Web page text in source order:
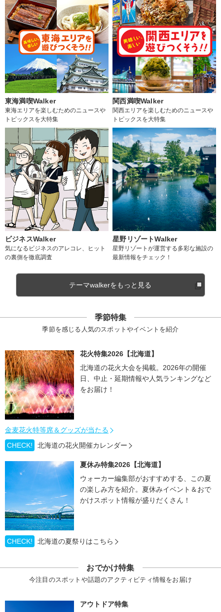
東海満喫Walker
東海エリアを楽しむためのニュースや
トピックスを大特集
関西満喫Walker
関西エリアを楽しむためのニュースや
トピックスを大特集
ビジネスWalker
気になるビジネスのアレコレ、ヒット
の裏側を徹底調査
星野リゾートWalker
星野リゾートが運営する多彩な施設の
最新情報をチェック！
テーマwalkerをもっと見る
季節特集
季節を感じる人気のスポットやイベントを紹介
花火特集2026【北海道】
北海道の花火大会を掲載。2026年の開催
日、中止・延期情報や人気ランキングなど
をお届け！
金麦花火特等席＆グッズが当たる
CHECK!
北海道の花火開催カレンダー
夏休み特集2026【北海道】
ウォーカー編集部がおすすめする、この夏
の楽しみ方を紹介。夏休みイベント＆おで
かけスポット情報が盛りだくさん！
CHECK! 北海道の夏祭りはこちら
おでかけ特集
今注目のスポットや話題のアクティビティ情報をお届け
アウトドア特集